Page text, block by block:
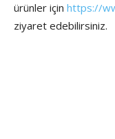
ürünler için https://
ziyaret edebilirsiniz.